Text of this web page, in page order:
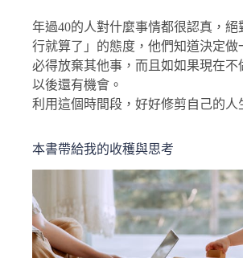
年過40的人對什麼事情都很認真，絕
行就算了」的態度，他們知道決定做
必得放棄其他事，而且如如果現在不
以後還有機會。
利用這個時間段，好好修剪自己的人
本書帶給我的收穫與思考